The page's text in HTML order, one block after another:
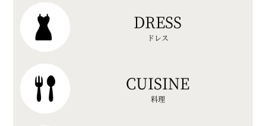
DRESS
ドレス
CUISINE
料理